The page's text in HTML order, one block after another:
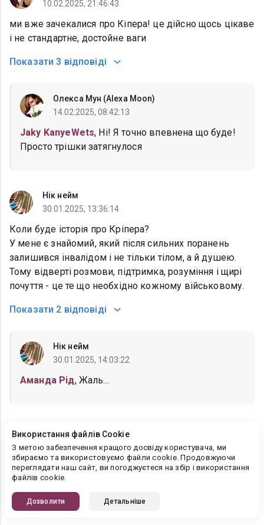
10.02.2025, 21:46:43
ми вже зачекалися про Кіпера! це дійсно щось цікаве
і не стандартне, достойне ваги
Показати 3 відповіді
Олекса Мун (Alexa Moon)
14.02.2025, 08:42:13
Jaky KanyeWets, Ні! Я точно впевнена що буде!
Просто трішки затягнулося
Нік нейм
30.01.2025, 13:36:14
Коли буде історія про Кріпера?
У мене є знайомий, який після сильних поранень
залишився інвалідом і не тільки тілом, а й душею.
Тому відверті розмови, підтримка, розуміння і щирі
почуття - це те що необхідно кожному військовому.
Показати 2 відповіді
Нік нейм
30.01.2025, 14:03:22
Аманда Рід, Жаль...
Вікторія Ліщук
29.01.2025, 23:01:30
..зз
Вікторія Ліщук
29.01.2025, 22:58:20
Використання файлів Cookie
З метою забезпечення кращого досвіду користувача, ми
збираємо та використовуємо файли cookie. Продовжуючи
переглядати наш сайт, ви погоджуєтеся на збір і використання
файлів cookie.
Дозволити Детальніше